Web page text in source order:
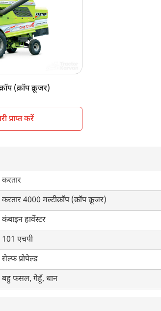
101 HP
Sunshade
Wheel Type
9250 KG
(क्रॉप क्रूजर)
प्राप्त करें
करतार
करतार 4000 मल्टीक्रॉप (क्रॉप क्रूजर)
कंबाइन हार्वेस्टर
101 एचपी
सेल्फ प्रोपेल्ड
बहु फसल, गेहूँ, धान